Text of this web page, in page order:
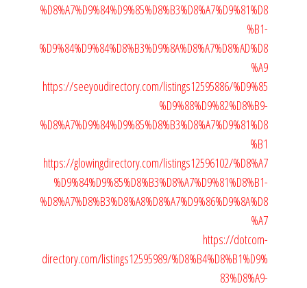
%D8%A7%D9%84%D9%85%D8%B3%D8%A7%D9%81%D8
%B1-
%D9%84%D9%84%D8%B3%D9%8A%D8%A7%D8%AD%D8
%A9
https://seeyoudirectory.com/listings12595886/%D9%85
%D9%88%D9%82%D8%B9-
%D8%A7%D9%84%D9%85%D8%B3%D8%A7%D9%81%D8
%B1
https://glowingdirectory.com/listings12596102/%D8%A7
%D9%84%D9%85%D8%B3%D8%A7%D9%81%D8%B1-
%D8%A7%D8%B3%D8%A8%D8%A7%D9%86%D9%8A%D8
%A7
https://dotcom-
directory.com/listings12595989/%D8%B4%D8%B1%D9%
83%D8%A9-